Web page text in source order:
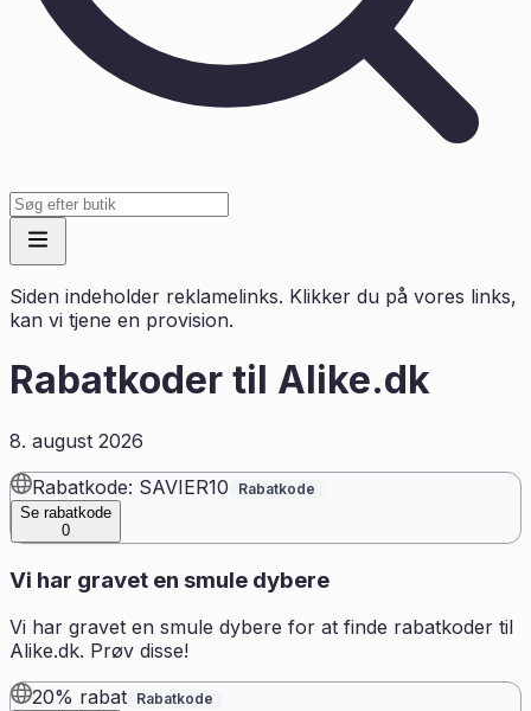
Siden indeholder reklamelinks. Klikker du på vores links,
kan vi tjene en provision.
Rabatkoder til Alike.dk
8. august 2026
Rabatkode: SAVIER10
Rabatkode
Se rabatkode
0
Vi har gravet en smule dybere
Vi har gravet en smule dybere for at finde rabatkoder til
Alike.dk. Prøv disse!
20% rabat Rabatkode